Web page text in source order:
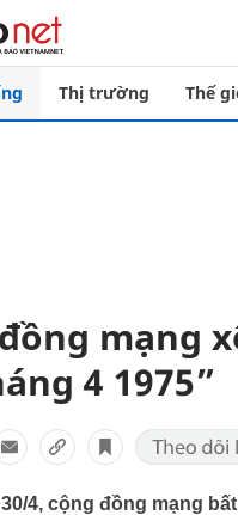
Thị trường Thế
mạng
4 1975”
4, cộng đồng mạng